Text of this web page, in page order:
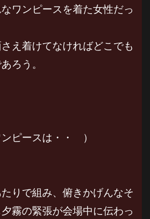
ワンピースを着た女性だっ
え着けてなければどこでも
ろう。
ピースは・・ ）
りで組み、俯きかげんなそ
霧の緊張が会場中に伝わっ